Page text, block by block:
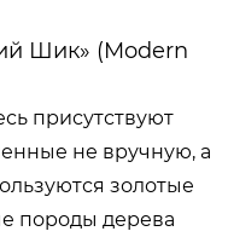
Шик» (Modern
присутствуют
не вручную, а
золотые
породы дерева